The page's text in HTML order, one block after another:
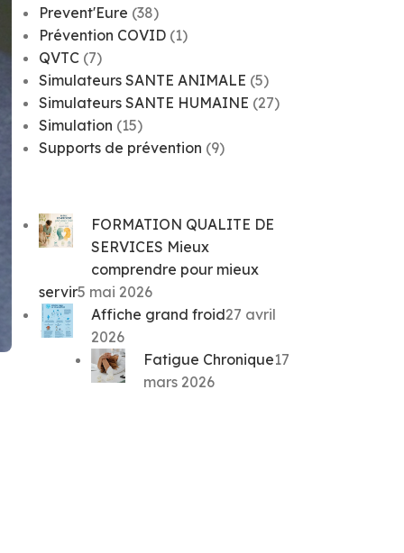
Prevent'Eure (38)
Prévention COVID(1)
QVTC(7)
Simulateurs SANTE ANIMALE (5)
Simulateurs SANTE HUMAINE (27)
Simulation (15)
Supports de prévention (9)
FORMATION QUALITE DE
SERVICES Mieux
comprendre pour mieux
servir5 mai 2026
Affiche grand froid27 avril
2026
Fatigue Chronique17
mars 2026